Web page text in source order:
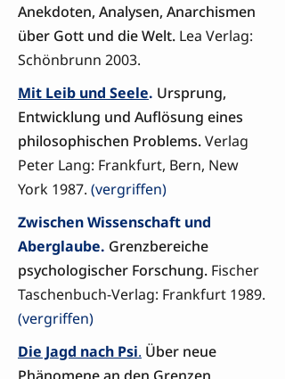
Anekdoten, Analysen, Anarchismen
über Gott und die Welt. Lea Verlag:
Schönbrunn 2003.
Mit Leib und Seele. Ursprung,
Entwicklung und Auflösung eines
philosophischen Problems.Verlag
Peter Lang: Frankfurt, Bern, New
York 1987. (vergriffen)
Zwischen Wissenschaft und
Aberglaube. Grenzbereiche
psychologischer Forschung. Fischer
Taschenbuch-Verlag: Frankfurt 1989.
(vergriffen)
Die Jagd nach Psi. Über neue